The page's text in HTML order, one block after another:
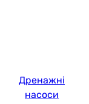
Дренажні
насоси